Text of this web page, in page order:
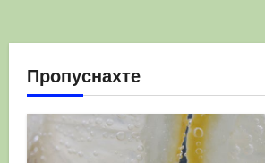
Пропуснахте